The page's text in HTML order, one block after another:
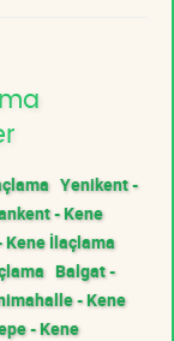
Yenikent -
- Kene
Kene İlaçlama
Balgat -
- Kene
- Kene